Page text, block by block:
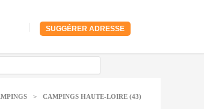
SUGGÉRER ADRESSE
> CAMPINGS HAUTE-LOIRE (43)